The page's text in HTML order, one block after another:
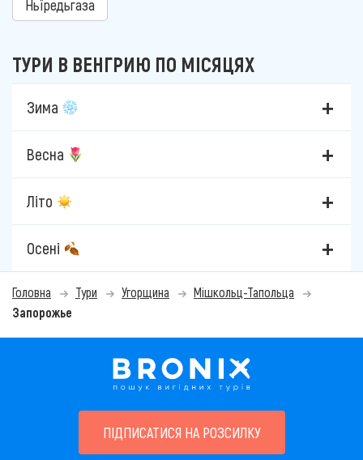
Ньїредьгаза
ТУРИ В ВЕНГРИЮ ПО МІСЯЦЯХ
Зима
Весна
Літо
Осені
Головна Тури Угорщина
Мішкольц-Тапольца
Запорожье
ПІДПИСАТИСЯ НА РОЗСИЛКУ